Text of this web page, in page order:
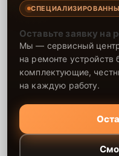
Оставьте заявку на
Мы — сервисный
на ремонте устройств
комплектующие,
на каждую работу.